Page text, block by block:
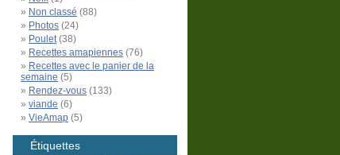
Non classé (88)
Photos (24)
Poulet(38)
Recettes amapiennes (76)
Recettes avec le panier de la
semaine (5)
Rendez-vous (133)
viande (6)
VieAmap (5)
Étiquettes